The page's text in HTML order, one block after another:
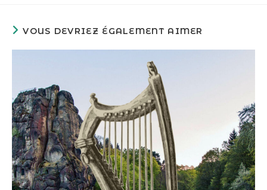
VOUS DEVRIEZ ÉGALEMENT AIMER